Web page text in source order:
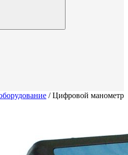
/Цифровой манометр